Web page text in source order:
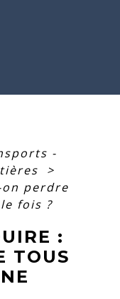
-
>
perdre
fois ?
:
TOUS